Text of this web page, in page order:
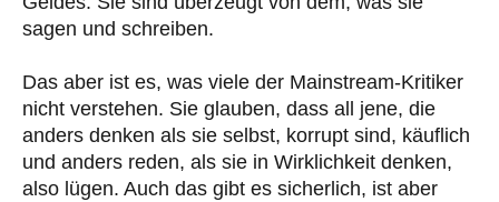
sagen und schreiben.
Das aber ist es, was viele der Mainstream-Kritiker
nicht verstehen. Sie glauben, dass all jene, die
anders denken als sie selbst, korrupt sind, käuflich
und anders reden, als sie in Wirklichkeit denken,
also lügen. Auch das gibt es sicherlich, ist aber